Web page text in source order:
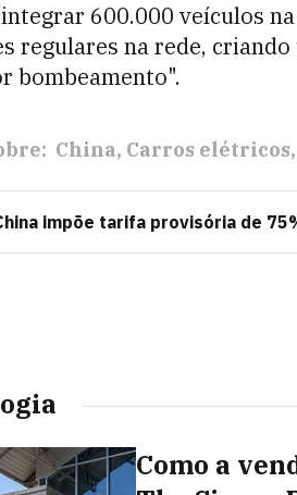
600.000 veículos
regulares na rede,
bombeamento".
China Carros elétricos
impõe tarifa provisória de
Como a